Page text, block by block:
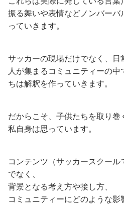
振る舞いや表情などノンバー
っていきます。
サッカーの現場だけでなく、
人が集まるコミュニティーの
ちは解釈を作っていきます。
だからこそ、子供たちを取り巻
私自身は思っています。
コンテンツ（サッカースクー
でなく、
背景となる考え方や接し方、
コミュニティーにどのような影